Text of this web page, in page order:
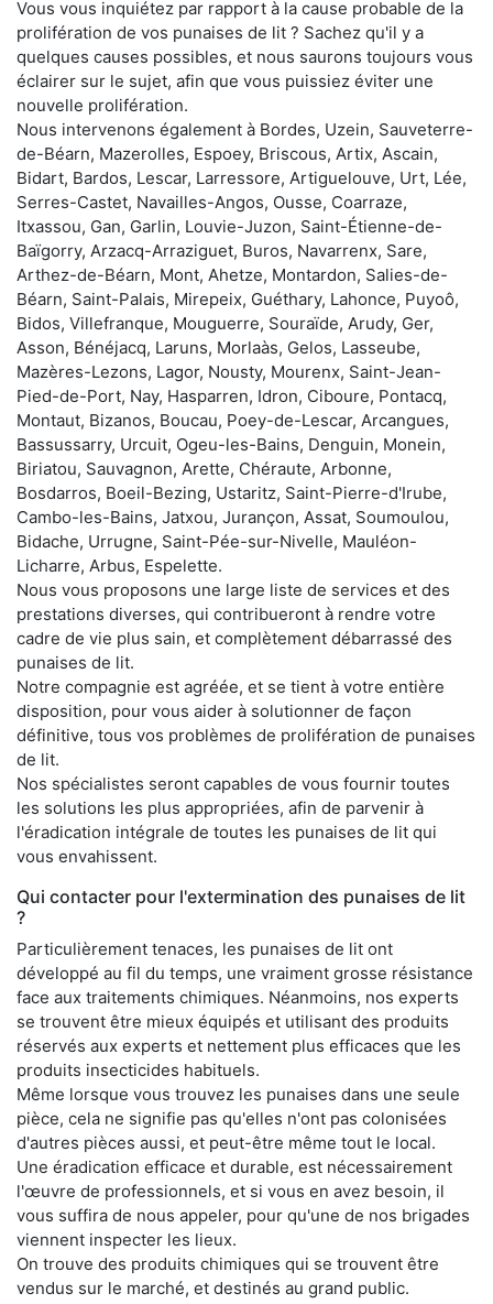
Vous vous inquiétez par rapport à la cause probable de la
prolifération de vos punaises de lit ? Sachez qu'il y a
quelques causes possibles, et nous saurons toujours vous
éclairer sur le sujet, afin que vous puissiez éviter une
nouvelle prolifération.
Nous intervenons également à Bordes, Uzein, Sauveterre-
de-Béarn, Mazerolles, Espoey, Briscous, Artix, Ascain,
Bidart, Bardos, Lescar, Larressore, Artiguelouve, Urt, Lée,
Serres-Castet, Navailles-Angos, Ousse, Coarraze,
Itxassou, Gan, Garlin, Louvie-Juzon, Saint-Étienne-de-
Baïgorry, Arzacq-Arraziguet, Buros, Navarrenx, Sare,
Arthez-de-Béarn, Mont, Ahetze, Montardon, Salies-de-
Béarn, Saint-Palais, Mirepeix, Guéthary, Lahonce, Puyoô,
Bidos, Villefranque, Mouguerre, Souraïde, Arudy, Ger,
Asson, Bénéjacq, Laruns, Morlaàs, Gelos, Lasseube,
Mazères-Lezons, Lagor, Nousty, Mourenx, Saint-Jean-
Pied-de-Port, Nay, Hasparren, Idron, Ciboure, Pontacq,
Montaut, Bizanos, Boucau, Poey-de-Lescar, Arcangues,
Bassussarry, Urcuit, Ogeu-les-Bains, Denguin, Monein,
Biriatou, Sauvagnon, Arette, Chéraute, Arbonne,
Bosdarros, Boeil-Bezing, Ustaritz, Saint-Pierre-d'Irube,
Cambo-les-Bains, Jatxou, Jurançon, Assat, Soumoulou,
Bidache, Urrugne, Saint-Pée-sur-Nivelle, Mauléon-
Licharre, Arbus, Espelette.
Nous vous proposons une large liste de services et des
prestations diverses, qui contribueront à rendre votre
cadre de vie plus sain, et complètement débarrassé des
punaises de lit.
Notre compagnie est agréée, et se tient à votre entière
disposition, pour vous aider à solutionner de façon
définitive, tous vos problèmes de prolifération de punaises
de lit.
Nos spécialistes seront capables de vous fournir toutes
les solutions les plus appropriées, afin de parvenir à
l'éradication intégrale de toutes les punaises de lit qui
vous envahissent.
Qui contacter pour l'extermination des punaises de lit
?
Particulièrement tenaces, les punaises de lit ont
développé au fil du temps, une vraiment grosse résistance
face aux traitements chimiques. Néanmoins, nos experts
se trouvent être mieux équipés et utilisant des produits
réservés aux experts et nettement plus efficaces que les
produits insecticides habituels.
Même lorsque vous trouvez les punaises dans une seule
pièce, cela ne signifie pas qu'elles n'ont pas colonisées
d'autres pièces aussi, et peut-être même tout le local.
Une éradication efficace et durable, est nécessairement
l'œuvre de professionnels, et si vous en avez besoin, il
vous suffira de nous appeler, pour qu'une de nos brigades
viennent inspecter les lieux.
On trouve des produits chimiques qui se trouvent être
vendus sur le marché, et destinés au grand public.